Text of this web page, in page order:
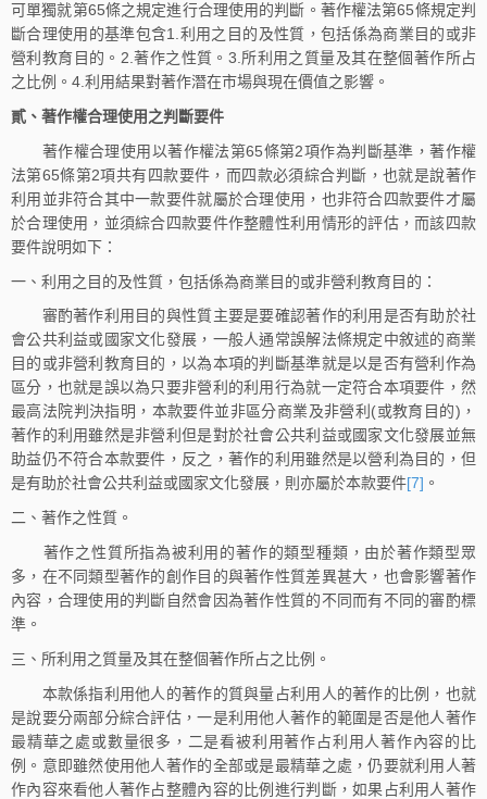
可單獨就第65條之規定進行合理使用的判斷。著作權法第65條規定判
斷合理使用的基準包含1.利用之目的及性質，包括係為商業目的或非
營利教育目的。2.著作之性質。3.所利用之質量及其在整個著作所占
之比例。4.利用結果對著作潛在市場與現在價值之影響。
貳、著作權合理使用之判斷要件
著作權合理使用以著作權法第65條第2項作為判斷基準，著作權
法第65條第2項共有四款要件，而四款必須綜合判斷，也就是說著作
利用並非符合其中一款要件就屬於合理使用，也非符合四款要件才屬
於合理使用，並須綜合四款要件作整體性利用情形的評估，而該四款
要件說明如下：
一、利用之目的及性質，包括係為商業目的或非營利教育目的：
審酌著作利用目的與性質主要是要確認著作的利用是否有助於社
會公共利益或國家文化發展，一般人通常誤解法條規定中敘述的商業
目的或非營利教育目的，以為本項的判斷基準就是以是否有營利作為
區分，也就是誤以為只要非營利的利用行為就一定符合本項要件，然
最高法院判決指明，本款要件並非區分商業及非營利(或教育目的)，
著作的利用雖然是非營利但是對於社會公共利益或國家文化發展並無
助益仍不符合本款要件，反之，著作的利用雖然是以營利為目的，但
是有助於社會公共利益或國家文化發展，則亦屬於本款要件[7] 。
二、著作之性質。
著作之性質所指為被利用的著作的類型種類，由於著作類型眾
多，在不同類型著作的創作目的與著作性質差異甚大，也會影響著作
內容，合理使用的判斷自然會因為著作性質的不同而有不同的審酌標
準。
三、所利用之質量及其在整個著作所占之比例。
本款係指利用他人的著作的質與量占利用人的著作的比例，也就
是說要分兩部分綜合評估，一是利用他人著作的範圍是否是他人著作
最精華之處或數量很多，二是看被利用著作占利用人著作內容的比
例。意即雖然使用他人著作的全部或是最精華之處，仍要就利用人著
作內容來看他人著作占整體內容的比例進行判斷，如果占利用人著作